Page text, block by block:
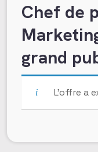
Chef de
grand
L’offre a